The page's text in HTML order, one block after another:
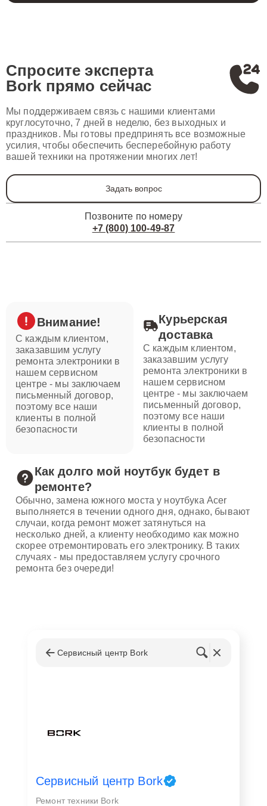
Спросите эксперта
Bork прямо сейчас
Мы поддерживаем связь с нашими клиентами
круглосуточно, 7 дней в неделю, без выходных и
праздников. Мы готовы предпринять все возможные
усилия, чтобы обеспечить бесперебойную работу
вашей техники на протяжении многих лет!
Задать вопрос
Позвоните по номеру
+7 (800) 100-49-87
Внимание!
С каждым клиентом,
заказавшим услугу
ремонта электроники в
нашем сервисном
центре - мы заключаем
письменный договор,
поэтому все наши
клиенты в полной
безопасности
Курьерская
доставка
С каждым клиентом,
заказавшим услугу
ремонта электроники в
нашем сервисном
центре - мы заключаем
письменный договор,
поэтому все наши
клиенты в полной
безопасности
Как долго мой ноутбук будет в
ремонте?
Обычно, замена южного моста у ноутбука Acer
выполняется в течении одного дня, однако, бывают
случаи, когда ремонт может затянуться на
несколько дней, а клиенту необходимо как можно
скорее отремонтировать его электронику. В таких
случаях - мы предоставляем услугу срочного
ремонта без очереди!
Сервисный центр Bork
Сервисный центр Bork
Ремонт техники Bork